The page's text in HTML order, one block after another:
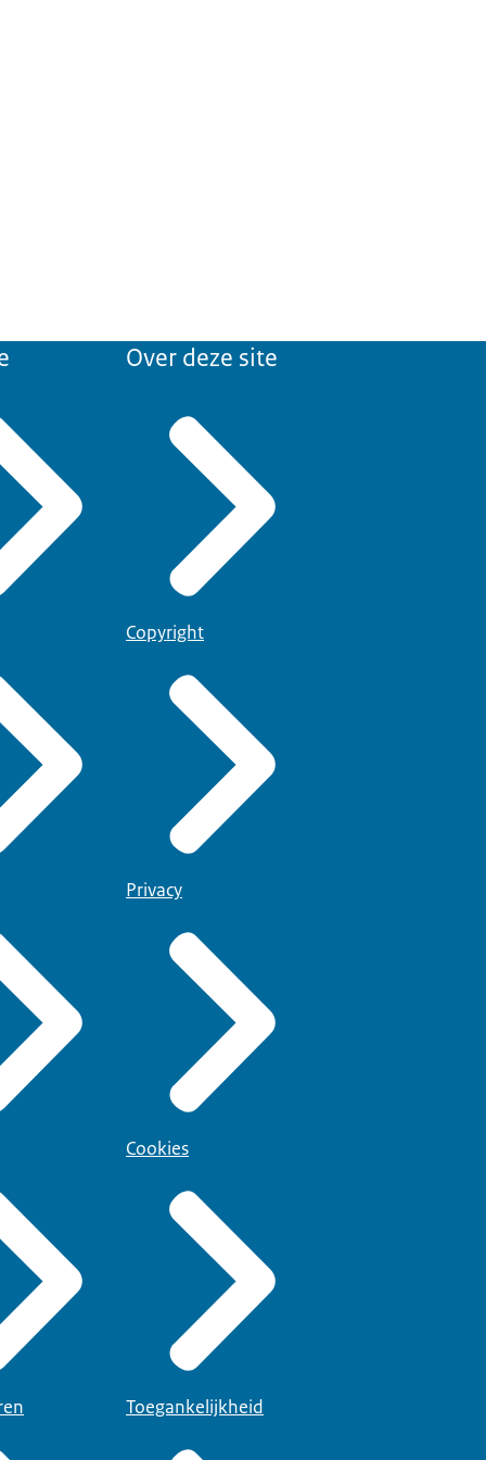
Over deze site
Copyright
Privacy
Cookies
Toegankelijkheid